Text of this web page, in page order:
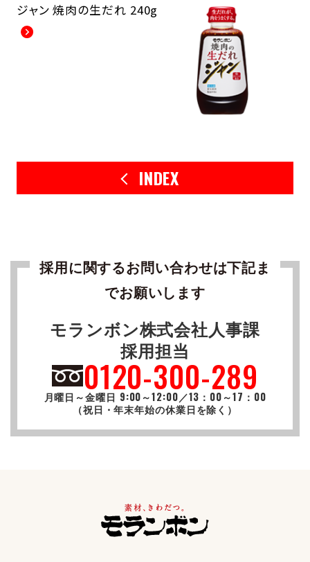
ジャン 焼肉の生だれ 240g
INDEX
採用に関するお問い合わせは下記ま
でお願いします
モランボン株式会社人事課
採用担当
0120-300-289
月曜日～金曜日 9:00～12:00／13：00～17：00
（祝日・年末年始の休業日を除く）